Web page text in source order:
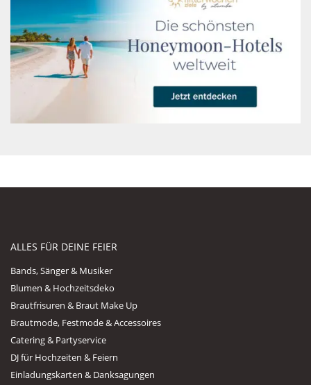
ALLES FÜR DEINE FEIER
Bands, Sänger & Musiker
Blumen & Hochzeitsdeko
Brautfrisuren & Braut Make Up
Brautmode, Festmode & Accessoires
Catering & Partyservice
DJ für Hochzeiten & Feiern
Einladungskarten & Danksagungen